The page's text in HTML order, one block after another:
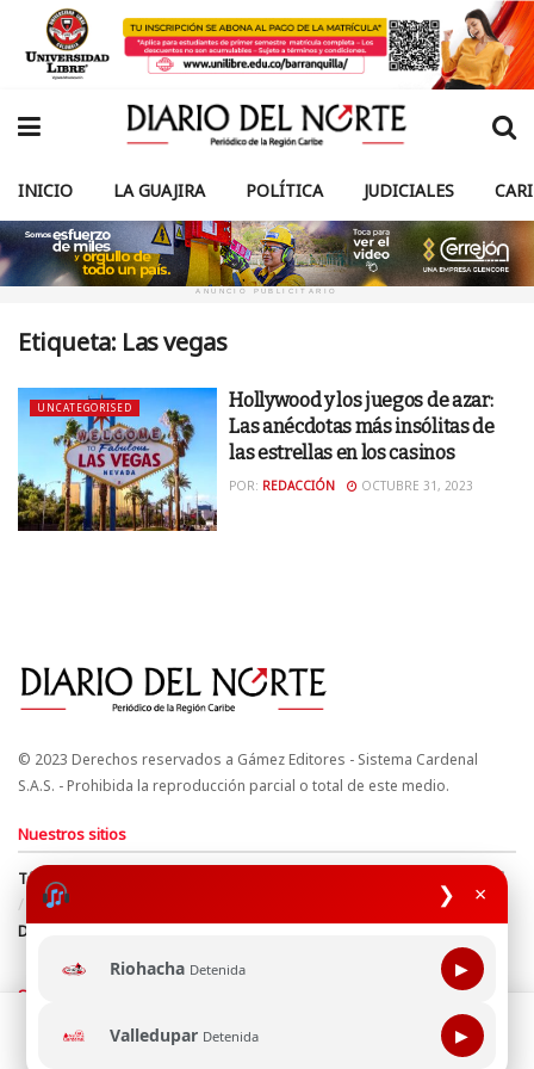
❯ ×
Riohacha Detenida ▶
Valledupar Detenida ▶
INICIO LA GUAJIRA POLÍTICA JUDICIALES
ANUNCIO PUBLICITARIO
Etiqueta: Las vegas
UNCATEGORISED
Hollywood y los juegos de azar:
Las anécdotas más insólitas de
las estrellas en los casinos
POR: REDACCIÓN OCTUBRE 31, 2023
© 2023 Derechos reservados a Gámez Editores - Sistema Cardenal
S.A.S. - Prohibida la reproducción parcial o total de este medio.
Nuestros sitios
Términos y Condiciones
Derechos de Autor y Propiedad Intelectual
Política de uso de cookies
Política de Tratamiento de Datos
Directrices Editoriales
Síguenos
Esta página web usa cookie para mejorar tu experiencia de
navegación, al continuar aceptas nuestra política de uso de